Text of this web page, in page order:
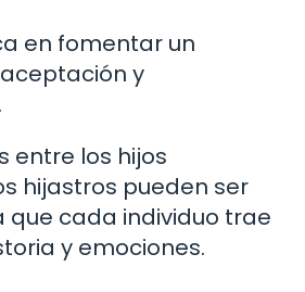
en fomentar un
y
entre los hijos
hijastros pueden ser
que cada individuo trae
y emociones.